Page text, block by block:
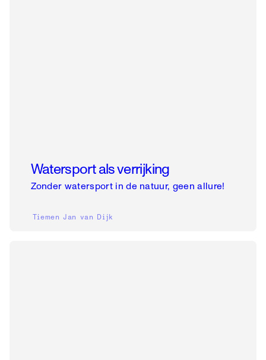
Watersport als verrijking
Zonder watersport in de natuur, geen allure!
Tiemen Jan van Dijk